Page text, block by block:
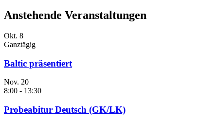
Anstehende Veranstaltungen
Okt. 8
Ganztägig
Baltic präsentiert
Nov. 20
8:00 - 13:30
Probeabitur Deutsch (GK/LK)